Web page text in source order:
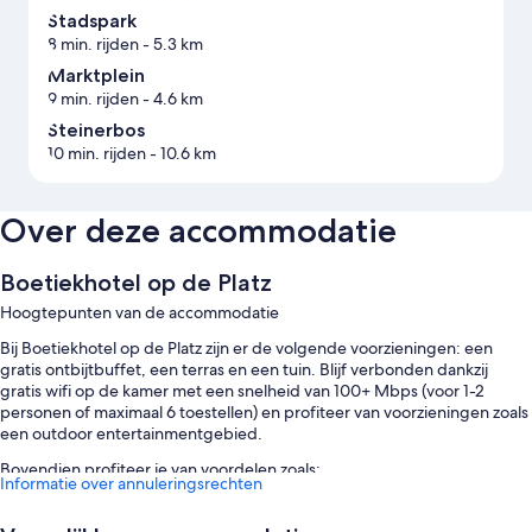
Stadspark
8 min. rijden- 5.3 km
Marktplein
9 min. rijden- 4.6 km
Steinerbos
10 min. rijden- 10.6 km
Over deze accommodatie
Boetiekhotel op de Platz
Hoogtepunten van de accommodatie
Bij Boetiekhotel op de Platz zijn er de volgende voorzieningen: een
gratis ontbijtbuffet, een terras en een tuin. Blijf verbonden dankzij
gratis wifi op de kamer met een snelheid van 100+ Mbps (voor 1-2
personen of maximaal 6 toestellen) en profiteer van voorzieningen zoals
een outdoor entertainmentgebied.
Bovendien profiteer je van voordelen zoals:
Informatie over annuleringsrechten